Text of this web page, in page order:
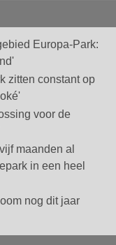
Europa-Park:
zitten constant op
voor de
maanden al
in een heel
nog dit jaar